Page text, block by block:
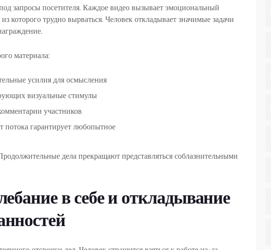
запросы посетителя. Каждое видео вызывает эмоциональный
которого трудно вырваться. Человек откладывает значимые задачи
материала:
усилия для осмысления
визуальные стимулы
участников
потока гарантирует любопытное
дела прекращают представляться соблазнительными
в себе и откладывание